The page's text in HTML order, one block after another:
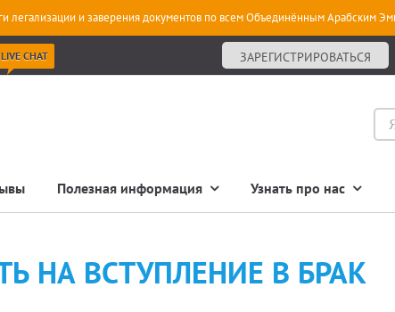
легализации и заверения документов по всем Объединённым Арабским
LIVE CHAT ЗАРЕГИСТРИРОВАТЬСЯ
Полезная информация Узнать про нас
НА ВСТУПЛЕНИЕ В БРАК